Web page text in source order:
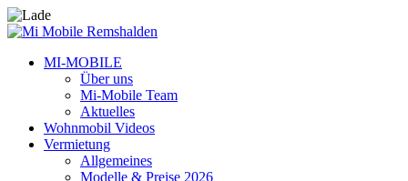
MI-MOBILE
Über uns
Mi-Mobile Team
Aktuelles
Wohnmobil Videos
Vermietung
Allgemeines
Modelle & Preise 2026